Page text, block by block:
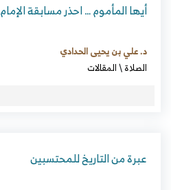
أيها المأموم … احذر مسابقة الإمام
د. علي بن يحيى الحدادي
الصلاة\المقالات
عبرة من التاريخ للمحتسبين